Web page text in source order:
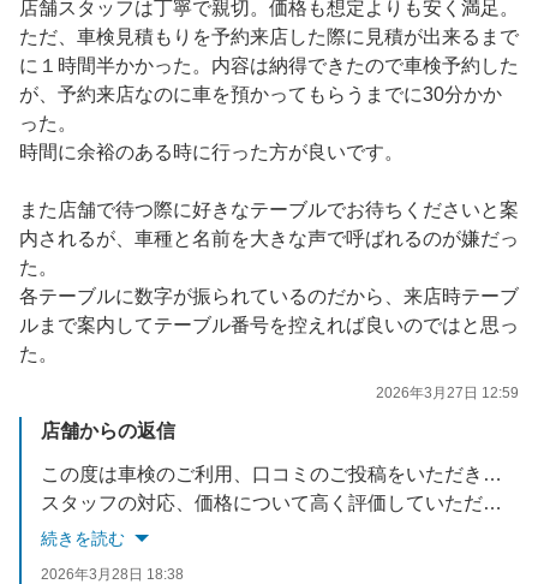
店舗スタッフは丁寧で親切。価格も想定よりも安く満足。
ただ、車検見積もりを予約来店した際に見積が出来るまで
に１時間半かかった。内容は納得できたので車検予約した
が、予約来店なのに車を預かってもらうまでに30分かか
った。
時間に余裕のある時に行った方が良いです。
また店舗で待つ際に好きなテーブルでお待ちくださいと案
内されるが、車種と名前を大きな声で呼ばれるのが嫌だっ
た。
各テーブルに数字が振られているのだから、来店時テーブ
ルまで案内してテーブル番号を控えれば良いのではと思っ
た。
2026年3月27日 12:59
店舗からの返信
この度は車検のご利用、口コミのご投稿をいただきありがとうございます。
スタッフの対応、価格について高く評価していただけて大変嬉しく存じます。
車検事前見積もりでは、長い時間お待たせしてしまい誠に申し訳ございませんでした。今後は受付や作業にかかる時間をできるだけ短縮できるよう、スタッフ一同で改善に努めてまいります。
続きを読む
2026年3月28日 18:38